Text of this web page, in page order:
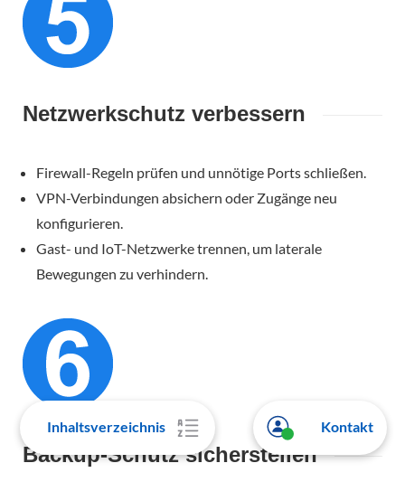
Inhaltsverzeichnis
Netzwerkschutz verbessern
Firewall-Regeln prüfen und unnötige Ports schließen.
VPN-Verbindungen absichern oder Zugänge neu
konfigurieren.
Gast- und IoT-Netzwerke trennen, um laterale
Bewegungen zu verhindern.
Backup-Schutz sicherstellen
Kontakt